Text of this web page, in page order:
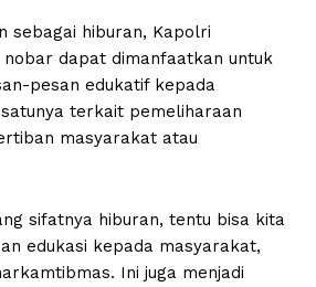
sebagai hiburan, Kapolri
dapat dimanfaatkan untuk
pesan edukatif kepada
terkait pemeliharaan
masyarakat atau
sifatnya hiburan, tentu bisa kita
edukasi kepada masyarakat,
Ini juga menjadi